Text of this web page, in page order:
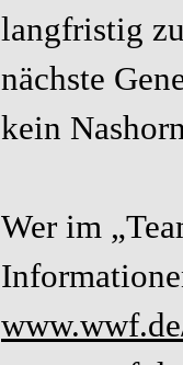
langfristig
nächste
kein
Wer im